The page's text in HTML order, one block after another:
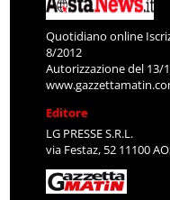
Quotidiano online
8/2012
Autorizzazione del 13/
Editore
LG PRESSE S.R.L.
via Festaz, 52 11100